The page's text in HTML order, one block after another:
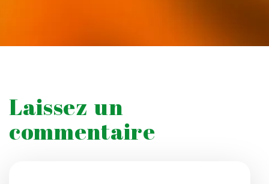
Laissez un
commentaire